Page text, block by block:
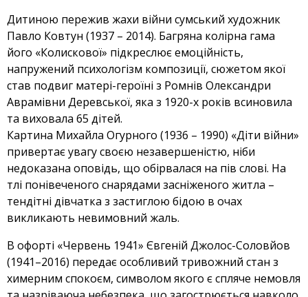
Дитиною пережив жахи війни сумський художник
Павло Ковтун (1937 – 2014). Багряна колірна гама
його «Колискової» підкреслює емоційність,
напружений психологізм композиції, сюжетом якої
став подвиг матері-героїні з Ромнів Олександри
Аврамівни Деревської, яка з 1920-х років всиновила
та виховала 65 дітей.
Картина Михайла Огурного (1936 – 1990) «Діти війни»
привертає увагу своєю незавершеністю, ніби
недоказана оповідь, що обірвалася на пів слові. На
тлі понівеченого снарядами засніженого житла –
тендітні дівчатка з застиглою бідою в очах
викликають невимовний жаль.
В офорті «Червень 1941» Євгеній Джолос-Соловйов
(1941–2016) передає особливий тривожний стан з
химерним спокоєм, символом якого є спляче немовля